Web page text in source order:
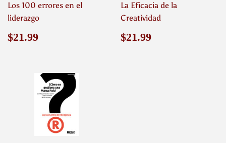
Los 100 errores en el
liderazgo
Precio
$21.99
La Eficacia de la
Creatividad
Precio
$21.99